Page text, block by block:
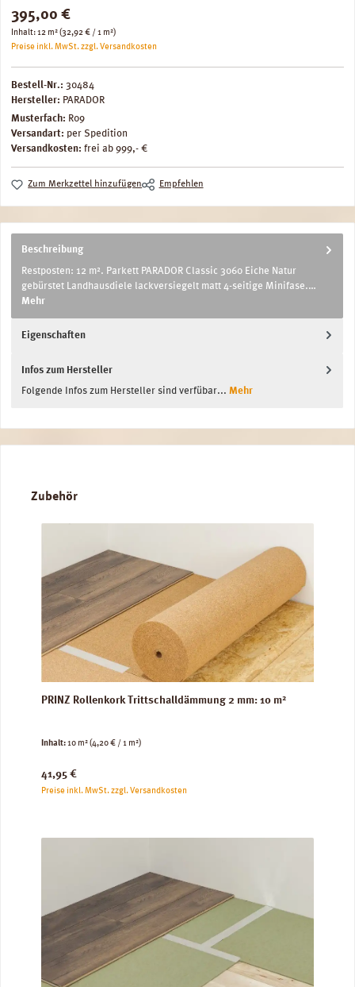
Regulärer Preis:
395,00 €
Inhalt:12 m²(32,92 € / 1 m²)
Preise inkl. MwSt. zzgl. Versandkosten
Bestell-Nr.: 30484
Hersteller: PARADOR
Musterfach: R09
Versandart: per Spedition
Versandkosten: frei ab 999,- €
Zum Merkzettel hinzufügen Empfehlen
Beschreibung
Restposten: 12 m². Parkett PARADOR Classic 3060 Eiche Natur
gebürstet Landhausdiele lackversiegelt matt 4-seitige Minifase.…
Mehr
Eigenschaften
Infos zum Hersteller
Folgende Infos zum Hersteller sind verfübar... Mehr
Produktgalerie überspringen
Zubehör
PRINZ Rollenkork Trittschalldämmung 2 mm: 10 m²
Inhalt:10 m²(4,20 € / 1 m²)
Regulärer Preis:
41,95 €
Preise inkl. MwSt. zzgl. Versandkosten